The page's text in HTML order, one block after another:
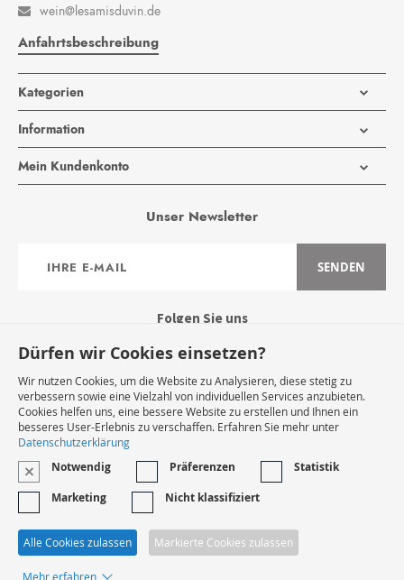
 wein@lesamisduvin.de
Anfahrtsbeschreibung
Kategorien
Information
Mein Kundenkonto
Unser Newsletter
zum
SENDEN
Folgen Sie uns
Widerruf Starten
VERTRAG WIDERRUFEN
* Innerhalb Deutschlands
Dürfen wir Cookies einsetzen?
Wir nutzen Cookies, um die Website zu Analysieren, diese stetig zu
verbessern sowie eine Vielzahl von individuellen Services anzubieten.
Cookies helfen uns, eine bessere Website zu erstellen und Ihnen ein
besseres User-Erlebnis zu verschaffen. Erfahren Sie mehr unter
Datenschutzerklärung
Notwendig Präferenzen
Statistik
Marketing
Nicht klassifiziert
Alle Cookies zulassen Markierte Cookies zulassen
Mehr erfahren